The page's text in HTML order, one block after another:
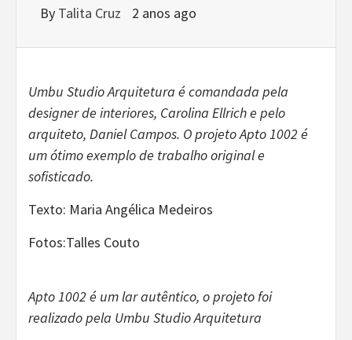
By Talita Cruz 2 anos ago
Umbu Studio Arquitetura é comandada pela
designer de interiores, Carolina Ellrich e pelo
arquiteto, Daniel Campos. O projeto Apto 1002 é
um ótimo exemplo de trabalho original e
sofisticado.
Texto: Maria Angélica Medeiros
Fotos:Talles Couto
Apto 1002 é um lar autêntico, o projeto foi
realizado pela Umbu Studio Arquitetura